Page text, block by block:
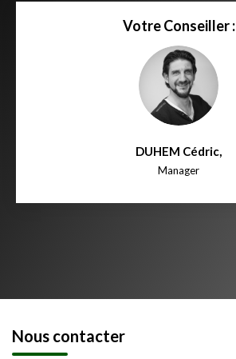
Votre Conseiller :
DUHEM Cédric,
Manager
Nous contacter